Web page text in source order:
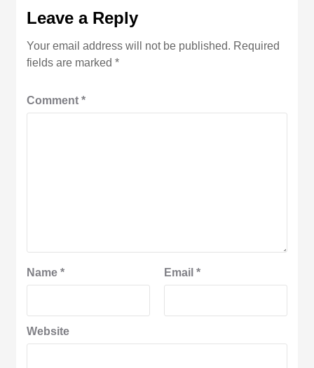
Leave a Reply
Your email address will not be published. Required
fields are marked*
Comment*
Name* Email *
Website